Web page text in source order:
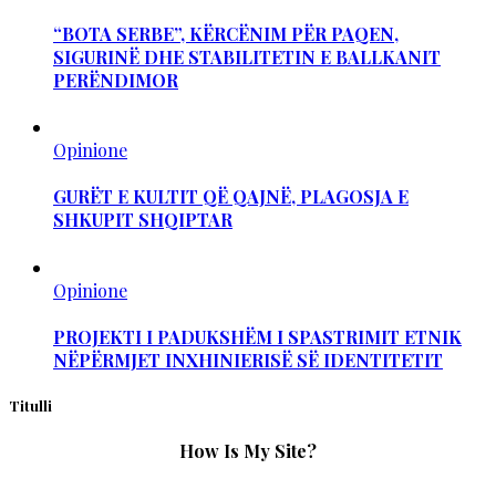
“BOTA SERBE”, KËRCËNIM PËR PAQEN,
SIGURINË DHE STABILITETIN E BALLKANIT
PERËNDIMOR
Opinione
GURËT E KULTIT QË QAJNË, PLAGOSJA E
SHKUPIT SHQIPTAR
Opinione
PROJEKTI I PADUKSHËM I SPASTRIMIT ETNIK
NËPËRMJET INXHINIERISË SË IDENTITETIT
Titulli
How Is My Site?